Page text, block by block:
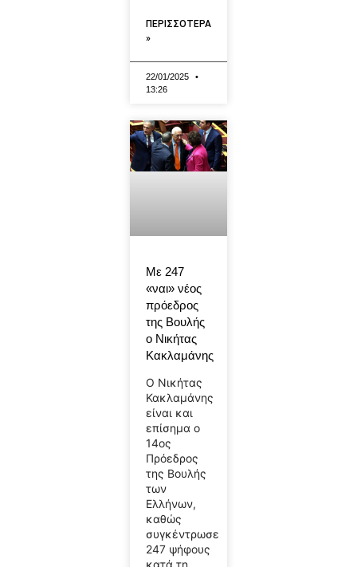
ΠΕΡΙΣΣΟΤΕΡΑ
»
22/01/2025
13:26
Με 247
«ναι» νέος
πρόεδρος
της Βουλής
o Νικήτας
Κακλαμάνης
Ο Νικήτας
Κακλαμάνης
είναι και
επίσημα ο
14ος
Πρόεδρος
της Βουλής
των
Ελλήνων,
καθώς
συγκέντρωσε
247 ψήφους
κατά τη